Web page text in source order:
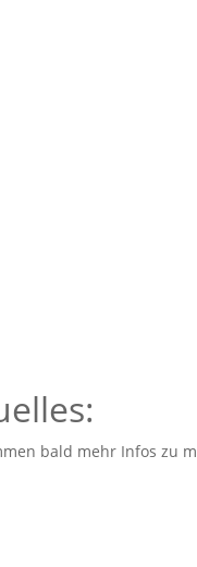
bald mehr Infos zu